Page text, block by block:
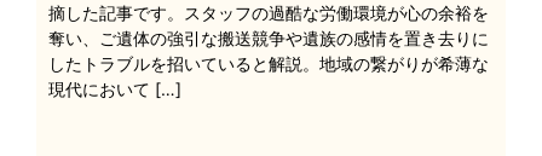
摘した記事です。スタッフの過酷な労働環境が心の余裕を
奪い、ご遺体の強引な搬送競争や遺族の感情を置き去りに
したトラブルを招いていると解説。地域の繋がりが希薄な
現代において […]